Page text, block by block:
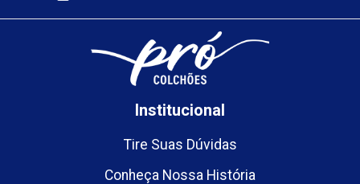
Institucional
Tire Suas Dúvidas
Conheça Nossa História